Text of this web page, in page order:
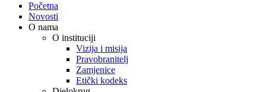
Početna
Novosti
O nama
O instituciji
Vizija i misija
Pravobranitelj
Zamjenice
Etički kodeks